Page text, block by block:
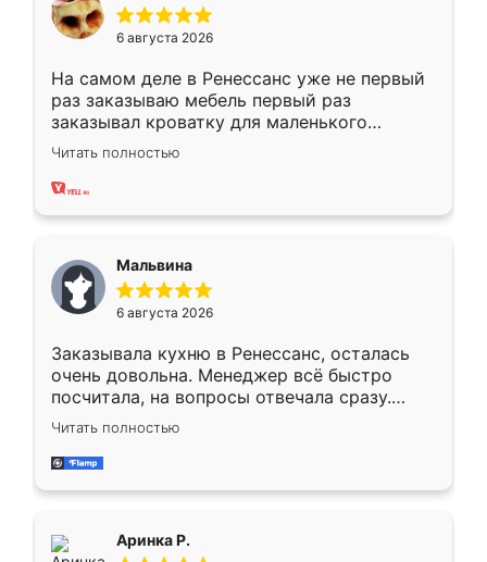
6 августа 2026
На самом деле в Ренессанс уже не первый
раз заказываю мебель первый раз
заказывал кроватку для маленького
ребёнка при его рождении ,во второй раз
заказал шкаф-купе. По качеству очень
хорошее сборка достаточно быстрая,
меньше, здесь же он более разнообразный.
Мне нравится ,если что-то потребуется из
мебели буду заказывать только здесь.
Читать полностью
Мальвина
6 августа 2026
Заказывала кухню в Ренессанс, осталась
очень довольна. Менеджер всё быстро
посчитала, на вопросы отвечала сразу.
Замерщик приехал в субботу, подошёл к
делу со всей ответственностью. Собрали
за день, ребята работали аккуратно, даже
Читать полностью
Аринка Р.